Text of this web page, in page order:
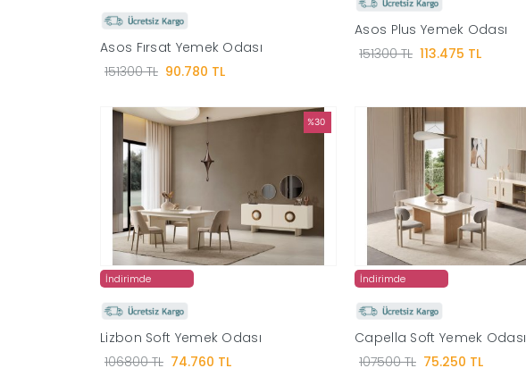
Asos Fırsat Yemek Odası
151300 TL 90.780 TL
Asos Plus Yemek Odası
151300 TL 113.475 TL
%30
İndirimde
Lizbon Soft Yemek Odası
106800 TL 74.760 TL
İndirimde
Capella Soft Yemek Odası
107500 TL 75.250 TL